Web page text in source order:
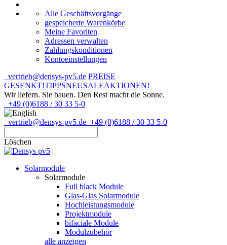
Alle Geschäftsvorgänge
gespeicherte Warenkörbe
Meine Favoriten
Adressen verwalten
Zahlungskonditionen
Kontoeinstellungen
vertrieb@densys-pv5.de PREISE
GESENKT!TIPPSNEUSALEAKTIONEN!
Wir liefern. Sie bauen. Den Rest macht die Sonne.
+49 (0)6188 / 30 33 5-0
vertrieb@densys-pv5.de +49 (0)6188 / 30 33 5-0
Löschen
Solarmodule
Solarmodule
Full black Module
Glas-Glas Solarmodule
Hochleistungsmodule
Projektmodule
bifaciale Module
Modulzubehör
alle anzeigen